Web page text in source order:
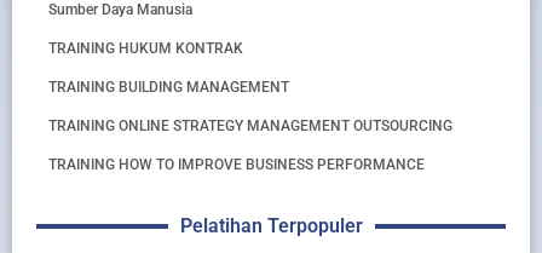
Sumber Daya Manusia
TRAINING HUKUM KONTRAK
TRAINING BUILDING MANAGEMENT
TRAINING ONLINE STRATEGY MANAGEMENT OUTSOURCING
TRAINING HOW TO IMPROVE BUSINESS PERFORMANCE
Pelatihan Terpopuler